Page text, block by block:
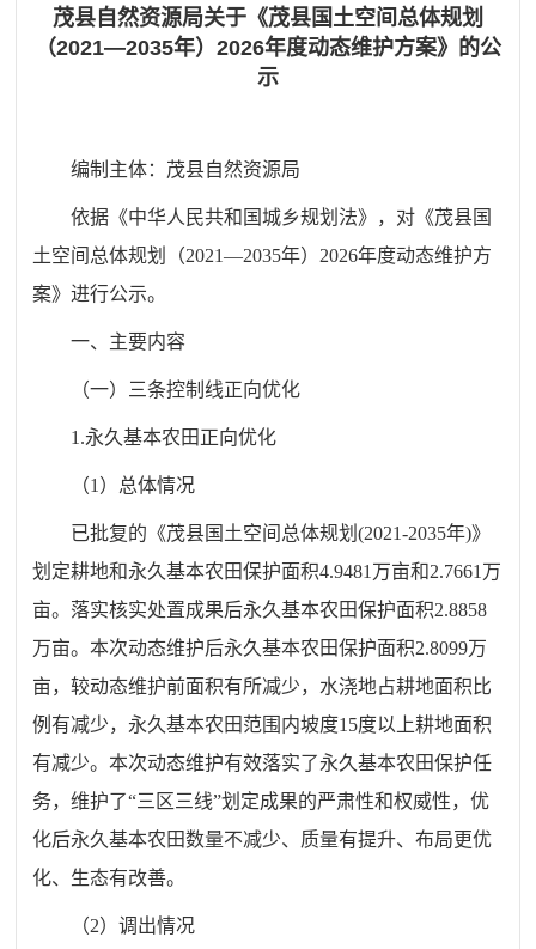
茂县自然资源局关于《茂县国土空间总体规划
（2021—2035年）2026年度动态维护方案》的公
示
编制 主体：茂县自然资源局
依据《中华人民共和国城乡规划法》，对《茂县国
土空间总体规划（2021—2035年）2026年度动态维护方
案》进行公示。
一、 主要内容
（一）三条控制线正向优化
1.永久基本农田正向优化
（1）总体情况
已批复的《茂县国土空间总体规划(2021-2035年)》
划定耕地和永久基本农田保护面积4.9481万亩和2.7661万
亩。落实核实处置成果后永久基本农田保护面积2.8858
万亩。本次动态维护后永久基本农田保护面积2.8099万
亩，较动态维护前面积有所减少，水浇地占耕地面积比
例有减少，永久基本农田范围内坡度15度以上耕地面积
有减少。本次动态维护有效落实了永久基本农田保护任
务，维护了“三区三线”划定成果的严肃性和权威性，优
化后永久基本农田数量不减少、质量有提升、布局更优
化、生态有改善。
（2）调出情况